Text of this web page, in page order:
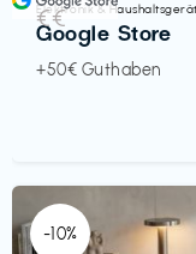
Elektronik &
Google Store
+50€ Guthaben
€€‎
-10%